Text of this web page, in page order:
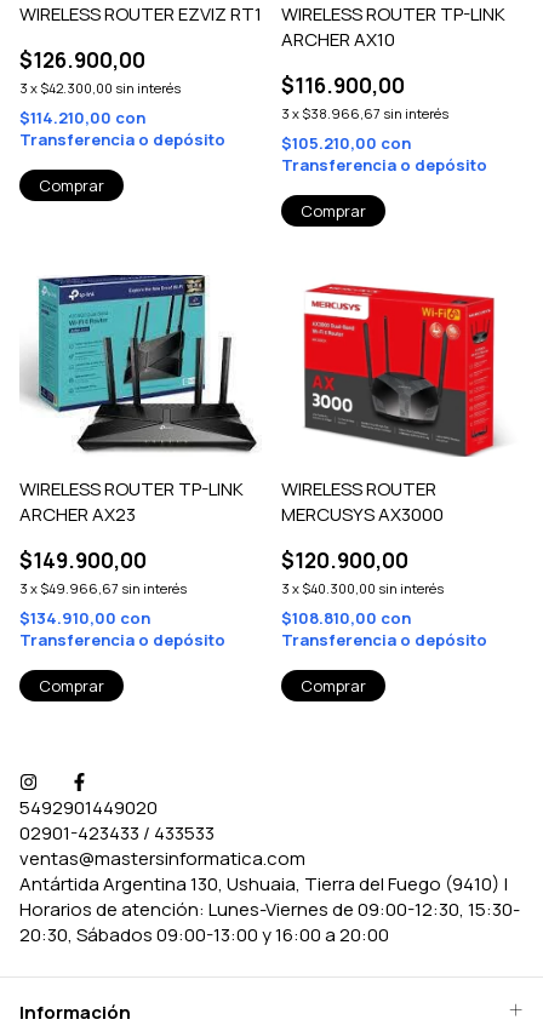
WIRELESS ROUTER EZVIZ RT1
$126.900,00
3 x $42.300,00 sin interés
$114.210,00 con
Transferencia o depósito
WIRELESS ROUTER TP-LINK
ARCHER AX10
$116.900,00
3 x $38.966,67 sin interés
$105.210,00 con
Transferencia o depósito
WIRELESS ROUTER TP-LINK
ARCHER AX23
$149.900,00
3 x $49.966,67 sin interés
$134.910,00 con
Transferencia o depósito
WIRELESS ROUTER
MERCUSYS AX3000
$120.900,00
3 x $40.300,00 sin interés
$108.810,00 con
Transferencia o depósito
5492901449020
02901-423433 / 433533
ventas@mastersinformatica.com
Antártida Argentina 130, Ushuaia, Tierra del Fuego (9410) |
Horarios de atención: Lunes-Viernes de 09:00-12:30, 15:30-
20:30, Sábados 09:00-13:00 y 16:00 a 20:00
Información